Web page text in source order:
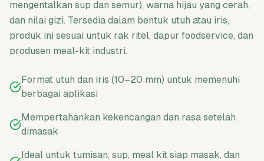
mengentalkan sup dan semur), warna hijau yang cerah,
dan nilai gizi. Tersedia dalam bentuk utuh atau iris,
produk ini sesuai untuk rak ritel, dapur foodservice, dan
produsen meal-kit industri.
Format utuh dan iris (10–20 mm) untuk memenuhi
berbagai aplikasi
Mempertahankan kekencangan dan rasa setelah
dimasak
Ideal untuk tumisan, sup, meal kit siap masak, dan